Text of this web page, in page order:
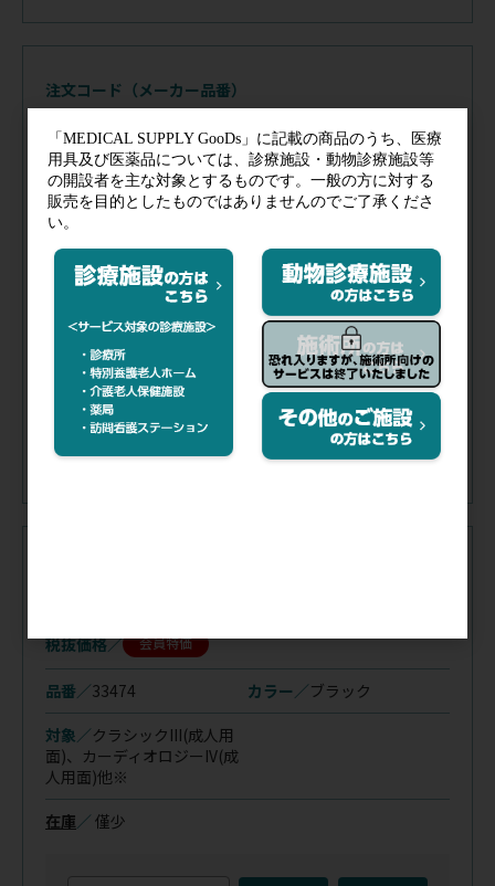
注文コード（メーカー品番）
税抜価格 会員特価
品番／ 33473 カラー／グレー
対象／クラシックIII(小児用
面)、カーディオロジーIV(小
税抜価格 会員特価
品番／33474 カラー／ブラック
対象／クラシックIII(成人用
面)、 カーディオロジーIV(成
人用面)他※
在庫／ 僅少